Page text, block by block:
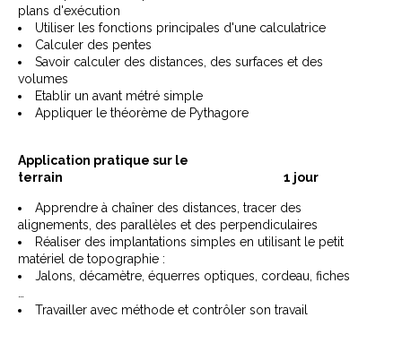
plans d'exécution
Utiliser les fonctions principales d'une calculatrice
Calculer des pentes
Savoir calculer des distances, des surfaces et des
volumes
Etablir un avant métré simple
Appliquer le théorème de Pythagore
Application pratique sur le
terrain 1 jour
Apprendre à chaîner des distances, tracer des
alignements, des parallèles et des perpendiculaires
Réaliser des implantations simples en utilisant le petit
matériel de topographie :
Jalons, décamètre, équerres optiques, cordeau, fiches
Travailler avec méthode et contrôler son travail